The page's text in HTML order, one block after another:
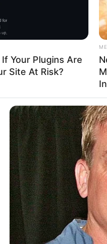
Your Plugins Are
Site At Risk?